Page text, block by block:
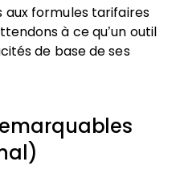
aux formules tarifaires
à ce qu’un outil
de base de ses